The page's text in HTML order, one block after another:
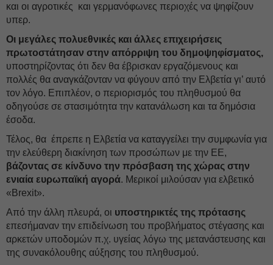
και οι αγροτικές και γερμανόφωνες περιοχές να ψηφίζουν
υπερ.
Οι μεγάλες πολυεθνικές και άλλες επιχειρήσεις
πρωτοστάτησαν στην απόρριψη του δημοψηφίσματος,
υποστηρίζοντας ότι δεν θα έβρισκαν εργαζόμενους και
πολλές θα αναγκάζονταν να φύγουν από την Ελβετία γι’ αυτό
τον λόγο. Επιπλέον, ο περιορισμός του πληθυσμού θα
οδηγούσε σε στασιμότητα την κατανάλωση και τα δημόσια
έσοδα.
Τέλος, θα έπρεπε η Ελβετία να καταγγείλει την συμφωνία για
την ελεύθερη διακίνηση των προσώπων με την ΕΕ,
βάζοντας σε κίνδυνο την πρόσβαση της χώρας στην
ενιαία ευρωπαϊκή αγορά. Μερικοί μιλούσαν για ελβετικό
«Brexit».
Από την άλλη πλευρά, οι υποστηρικτές της πρότασης
επεσήμαναν την επιδείνωση του προβλήματος στέγασης και
αρκετών υποδομών π.χ. υγείας λόγω της μετανάστευσης και
της συνακόλουθης αύξησης του πληθυσμού.